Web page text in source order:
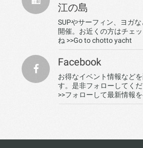
江の島
SUPやサーフィン、ヨガ
開催。お近くの方はチェ
ね >>Go to chotto yacht
Facebook
お得なイベント情報など
す。是非フォローしてくだ
>>フォローして最新情報を